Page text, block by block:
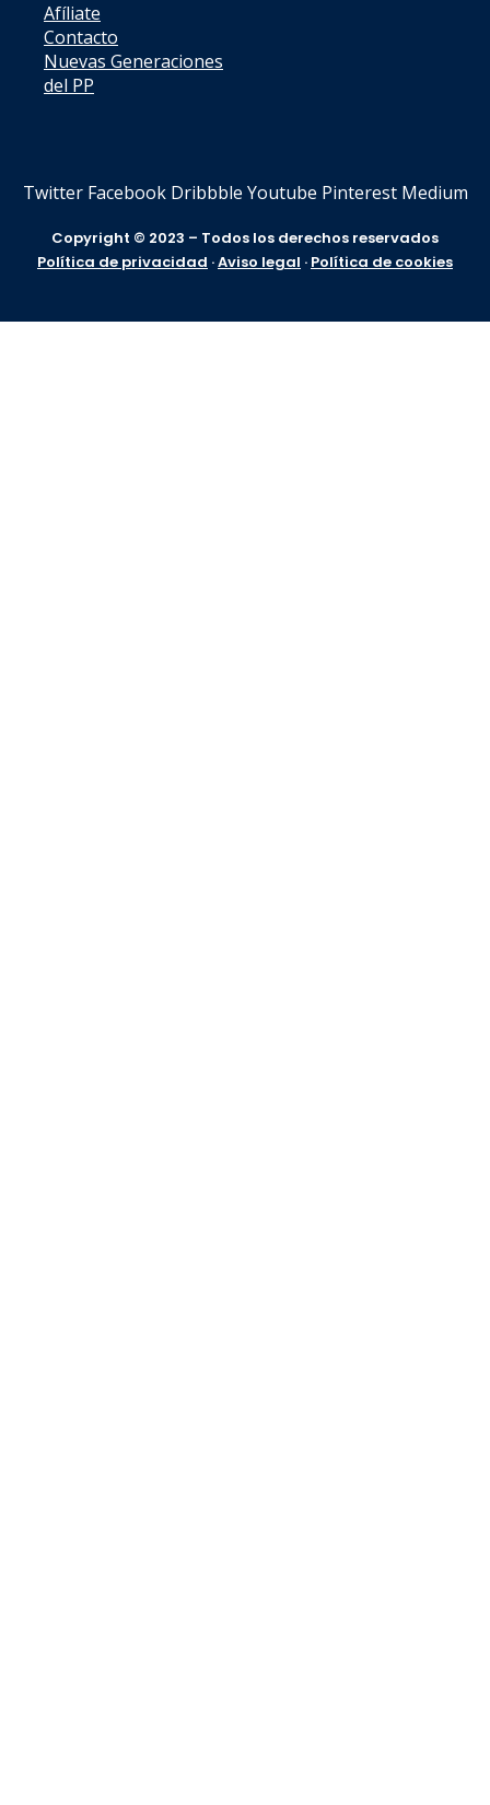
Afíliate
Contacto
Nuevas Generaciones
del PP
Twitter Facebook Dribbble Youtube Pinterest Medium
Copyright © 2023 – Todos los derechos reservados
Política de privacidad ·Aviso legal · Política de cookies